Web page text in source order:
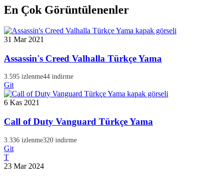
En Çok Görüntülenenler
31 Mar 2021
Assassin's Creed Valhalla Türkçe Yama
3.595 izlenme44 indirme
Git
6 Kas 2021
Call of Duty Vanguard Türkçe Yama
3.336 izlenme320 indirme
Git
T
23 Mar 2024